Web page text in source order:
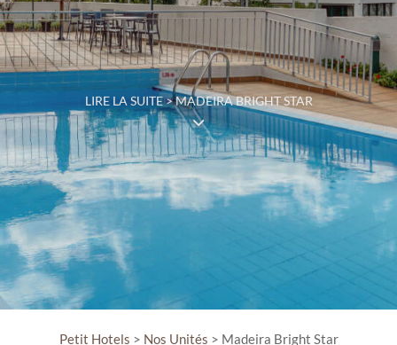
LIRE LA SUITE > MADEIRA BRIGHT STAR
Petit Hotels > Nos Unités > Madeira Bright Star